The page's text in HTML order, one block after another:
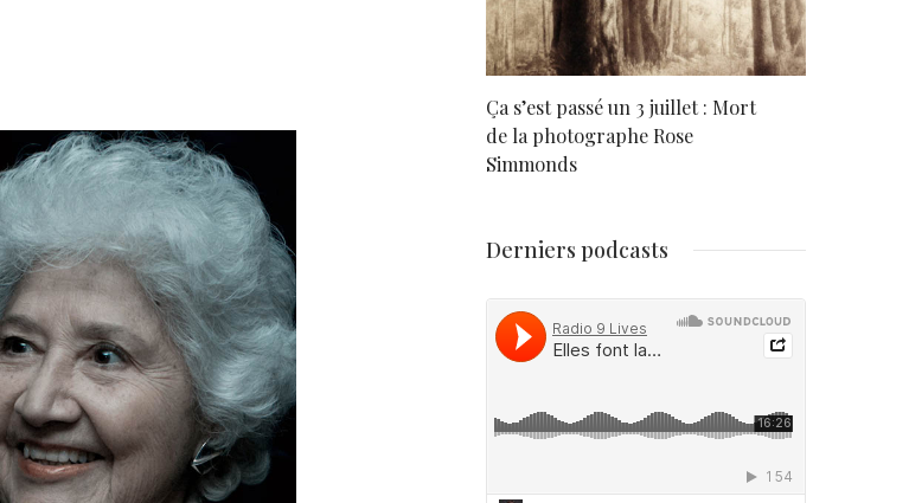
Misonne
Ça s’est passé un 3 juillet : Mort
de la photographe Rose
Simmonds
Derniers podcasts